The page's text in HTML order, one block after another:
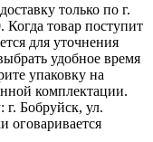
только по г.
Когда товар поступит
для уточнения
удобное время
упаковку на
комплектации.
г. Бобруйск, ул.
оговаривается